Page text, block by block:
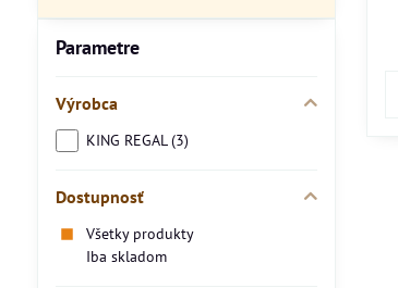
Parametre
Výrobca
KING REGAL (3)
Dostupnosť
Všetky produkty
Iba skladom